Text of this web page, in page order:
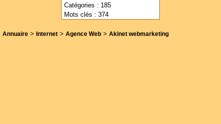
Catégories : 185
Mots clés : 374
Annuaire > Internet > Agence Web > Akinet webmarketing